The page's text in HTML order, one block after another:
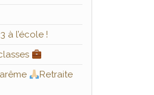
à l’école !
Retraite